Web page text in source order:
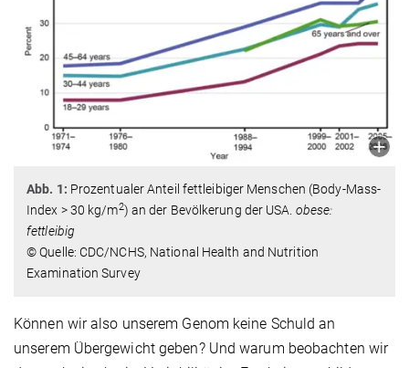
Abb. 1: Prozentualer Anteil fettleibiger Menschen (Body-Mass-
Index > 30 kg/m2) an der Bevölkerung der USA. obese:
fettleibig
© Quelle: CDC/NCHS, National Health and Nutrition
Examination Survey
Können wir also unserem Genom keine Schuld an
unserem Übergewicht geben? Und warum beobachten wir